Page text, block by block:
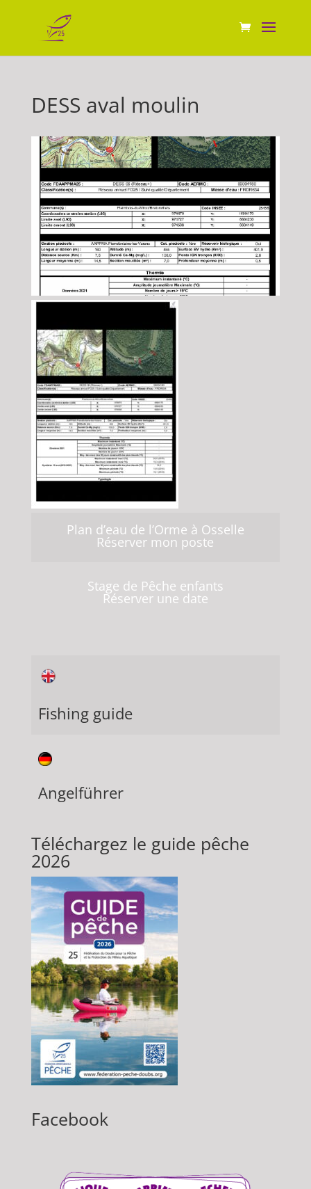
DESS aval moulin
Plan d’eau de l’Orme à Osselle
Réserver mon poste
Stage de Pêche enfants
Réserver une date
Fishing guide
Angelführer
Téléchargez le guide pêche
2026
Facebook